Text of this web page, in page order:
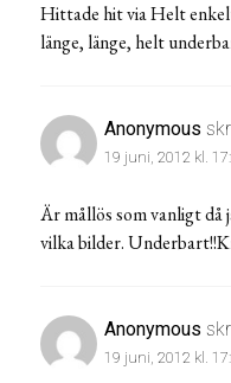
Hittade hit via Helt
länge, länge, helt
Anonymous
19 juni, 2012 kl.
Är mållös som vanligt då
vilka bilder.
Anonymous
19 juni, 2012 kl.